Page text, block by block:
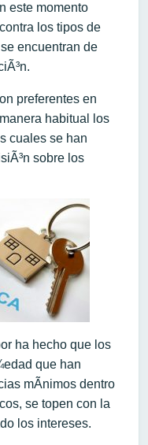
este momento
los tipos de
encuentran de
preferentes en
habitual los
cuales se han
sobre los
ha hecho que los
que han
mÃ­nimos dentro
se topen con la
los intereses.